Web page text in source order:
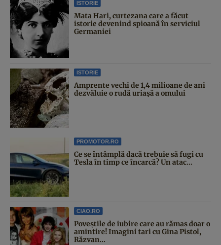
ISTORIE
Mata Hari, curtezana care a făcut
istorie devenind spioană în serviciul
Germaniei
ISTORIE
Amprente vechi de 1,4 milioane de ani
dezvăluie o rudă uriașă a omului
PROMOTOR.RO
Ce se întâmplă dacă trebuie să fugi cu
Tesla în timp ce încarcă? Un atac...
CIAO.RO
Poveştile de iubire care au rămas doar o
amintire! Imagini tari cu Gina Pistol,
Răzvan...